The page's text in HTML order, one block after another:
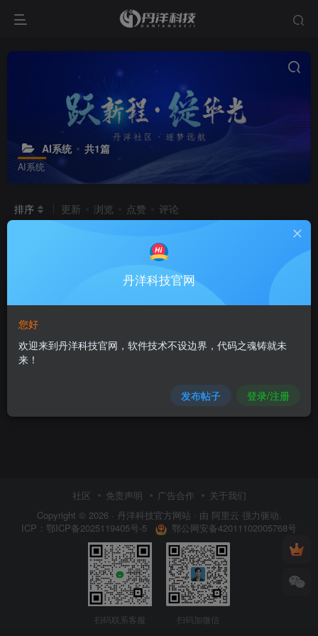
AI系统 共1篇
AI系统
排序 更新 浏览 点赞 评论
AI系统[聚合各类大模型API接口]
# AI # CHATGPT
社区 免责声明 广告合作
关于我们
Copyright © 2026 · 丹洋科技官方网站 · 由 阿里云 强力驱动.
ICP： 鄂ICP备2025119405号-5 鄂公网安备42011102005768号
扫码联系客服 扫码加微信
丹洋科技官网
您好
欢迎来到丹洋科技官网，软件技术不设边界，代码之魂铸就未
来！
发布帖子 登录/注册